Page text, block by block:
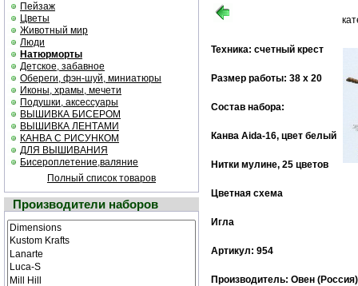
Пейзаж
Цветы
Животный мир
Люди
Натюрморты
Детское, забавное
Обереги, фэн-шуй, миниатюры
Иконы, храмы, мечети
Подушки, аксессуары
ВЫШИВКА БИСЕРОМ
ВЫШИВКА ЛЕНТАМИ
КАНВА С РИСУНКОМ
ДЛЯ ВЫШИВАНИЯ
Бисероплетение,валяние
Полный список товаров
Производители наборов
Техника: счетный крест
Размер работы: 38 х 20
Состав набора:
Канва Aida-16, цвет белый
Нитки мулине, 25 цветов
Цветная схема
Игла
Артикул: 954
Производитель: Овен (Россия)